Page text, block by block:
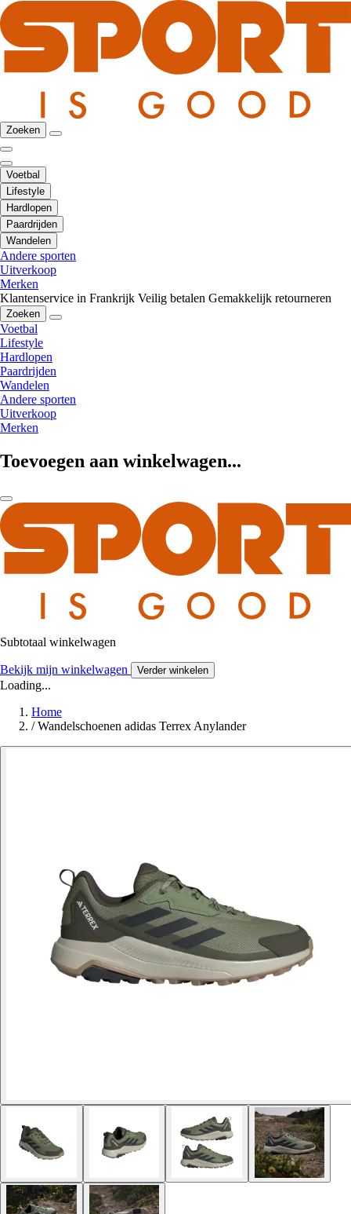
Zoeken
Voetbal
Lifestyle
Hardlopen
Paardrijden
Wandelen
Andere sporten
Uitverkoop
Merken
Klantenservice in Frankrijk Veilig betalen Gemakkelijk retourneren
Zoeken
Voetbal
Lifestyle
Hardlopen
Paardrijden
Wandelen
Andere sporten
Uitverkoop
Merken
Toevoegen aan winkelwagen...
Subtotaal winkelwagen
Bekijk mijn winkelwagen Verder winkelen
Loading...
Home
/ Wandelschoenen adidas Terrex Anylander